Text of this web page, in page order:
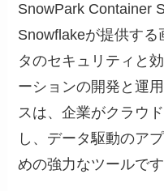
SnowPark Container
Snowflakeが提供す
タのセキュリティと
ーションの開発と運
スは、企業がクラウ
し、データ駆動のア
めの強力なツールです